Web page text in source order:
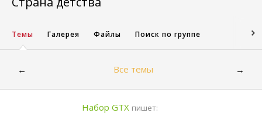
Темы Галерея Файлы Поиск по группе
← Все темы →
Набор GTX пишет: